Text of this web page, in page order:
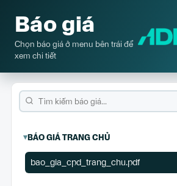
Báo giá
Chọn báo giá ở menu bên trái để
xem chi tiết
BÁO GIÁ TRANG CHỦ
bao_gia_cpd_trang_chu.pdf